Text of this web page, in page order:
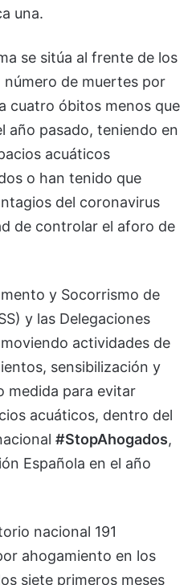
una.
se sitúa al frente de los
de muertes por
cuatro óbitos menos que
año pasado, teniendo en
acuáticos
o han tenido que
del coronavirus
de controlar el aforo de
y Socorrismo de
y las Delegaciones
actividades de
sensibilización y
medida para evitar
acuáticos, dentro del
#StopAhogados,
Española en el año
nacional 191
ahogamiento en los
siete primeros meses